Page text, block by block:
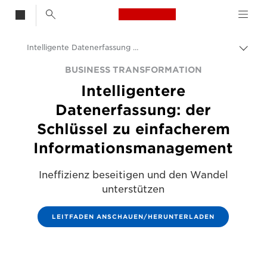
Canon Logo, back
Auf
Lösungen & Dienstleistungen
Business-Insights - B2B & Branchen-News
Unternehmens- und professionelle Artikel
Intelligente Datenerfassung für ein besseres Datenmanagement
BUSINESS TRANSFORMATION
Intelligentere
Datenerfassung: der
Schlüssel zu einfacherem
Informationsmanagement
Ineffizienz beseitigen und den Wandel
unterstützen
LEITFADEN ANSCHAUEN/HERUNTERLADEN